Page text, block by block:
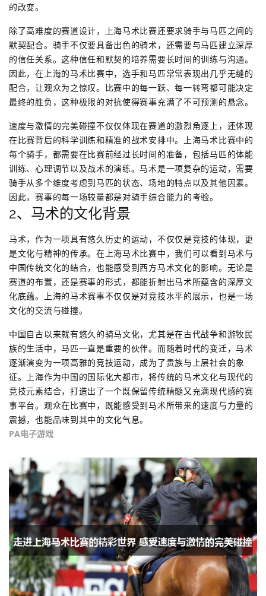
的改变。
除了高难度的赛道设计，上海马术比赛还要求骑手与马匹之间的
默契配合。骑手不仅要具备出色的骑术，还需要与马匹建立深厚
的信任关系。这种信任和默契的培养需要长时间的训练与沟通。
因此，在上海的马术比赛中，选手和马匹常常表现出几乎无缝的
配合，让观众为之惊叹。比赛中的每一跃、每一转弯都可能决定
最终的胜负，这种极限的对抗使得赛事充满了不可预测的悬念。
速度与激情的完美碰撞不仅仅体现在赛道的激烈角逐上，还体现
在比赛背后的科学训练和精准的战术安排中。上海马术比赛中的
每个骑手，都需要在比赛前经过长时间的准备，包括马匹的体能
训练、心理调节以及战术的演练。马术是一项复杂的运动，需要
骑手从多个维度考虑到马匹的状态、场地的特点以及其他因素。
因此，赛事的每一场较量都是对骑手综合能力的考验。
2、马术的文化背景
马术，作为一项具有悠久历史的运动，不仅仅是竞技的体现，更
是文化与精神的传承。在上海马术比赛中，我们可以看到马术与
中国传统文化的结合，也能感受到西方马术文化的影响。无论是
赛道的布置，还是赛事的形式，都能折射出马术所蕴含的深厚文
化底蕴。上海的马术赛事不仅仅是对竞技水平的展示，也是一场
文化的交流与碰撞。
中国自古以来就有悠久的骑马文化，尤其是在古代战争和游牧民
族的生活中，马匹一直是重要的伙伴。而随着时代的变迁，马术
逐渐演变为一项高雅的竞技运动，成为了贵族与上层社会的象
征。上海作为中国的国际化大都市，将传统的马术文化与现代的
竞技元素结合，打造出了一个既保留传统精髓又充满现代感的赛
事平台。观众在比赛中，既能感受到马术所带来的速度与力量的
震撼，也能品味到其中的文化气息。
PA电子游戏